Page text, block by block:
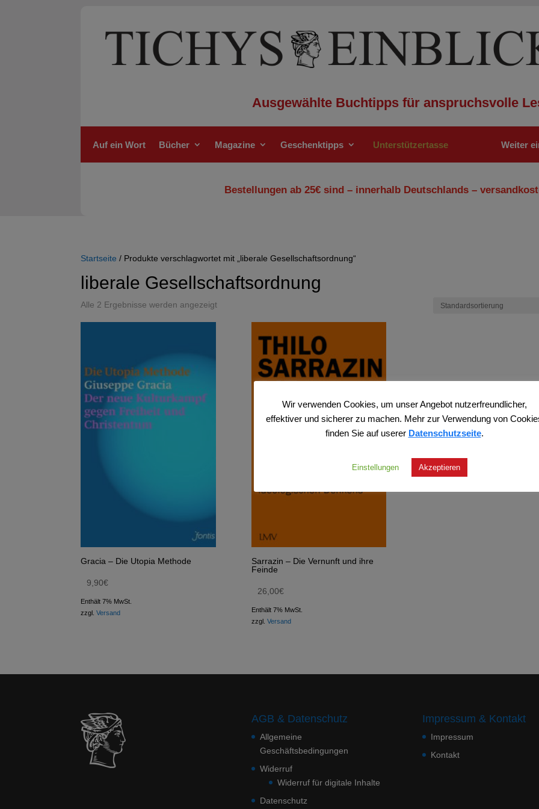
Ausgewählte Buchtipps für anspruchsvolle
Auf ein Wort Bücher Magazine Geschenktipps Unterstützertasse Weiter
Bestellungen ab 25€ sind – innerhalb Deutschlands –
Startseite / Produkte verschlagwortet mit „liberale Gesellschaftsordnung“
liberale Gesellschaftsordnung
Alle 2 Ergebnisse werden angezeigt
Gracia – Die Utopia Methode
9,90€
Enthält 7% MwSt.
zzgl.Versand
Sarrazin – Die Vernunft und ihre
Feinde
26,00€
Enthält 7% MwSt.
zzgl. Versand
AGB & Datenschutz
Allgemeine
Geschäftsbedingungen
Widerruf
Widerruf für digitale Inhalte
Datenschutz
Impressum & Kontakt
Impressum
Kontakt
Wir verwenden Cookies, um unser Angebot nutzerfreundlicher,
effektiver und sicherer zu machen. Mehr zur Verwendung von
finden Sie auf userer Datenschutzseite.
Einstellungen Akzeptieren